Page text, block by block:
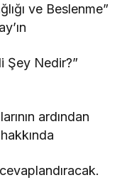
ve Beslenme”
Şey Nedir?”
ardından